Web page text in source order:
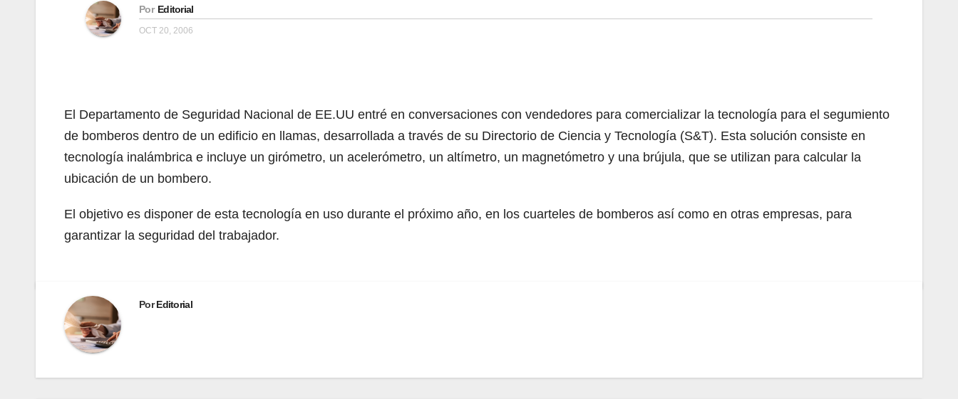
Por Editorial
OCT 20, 2006
El Departamento de Seguridad Nacional de EE.UU entré en conversaciones con vendedores para comercializar la tecnología para el segumiento
de bomberos dentro de un edificio en llamas, desarrollada a través de su Directorio de Ciencia y Tecnología (S&T). Esta solución consiste en
tecnología inalámbrica e incluye un girómetro, un acelerómetro, un altímetro, un magnetómetro y una brújula, que se utilizan para calcular la
ubicación de un bombero.
El objetivo es disponer de esta tecnología en uso durante el próximo año, en los cuarteles de bomberos así como en otras empresas, para
garantizar la seguridad del trabajador.
PorEditorial